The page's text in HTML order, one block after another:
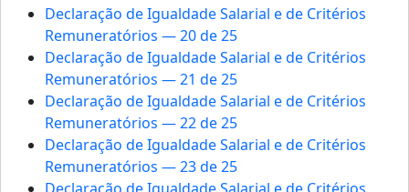
Declaração de Igualdade Salarial e de Critérios
Remuneratórios — 20 de 25
Declaração de Igualdade Salarial e de Critérios
Remuneratórios — 21 de 25
Declaração de Igualdade Salarial e de Critérios
Remuneratórios — 22 de 25
Declaração de Igualdade Salarial e de Critérios
Remuneratórios — 23 de 25